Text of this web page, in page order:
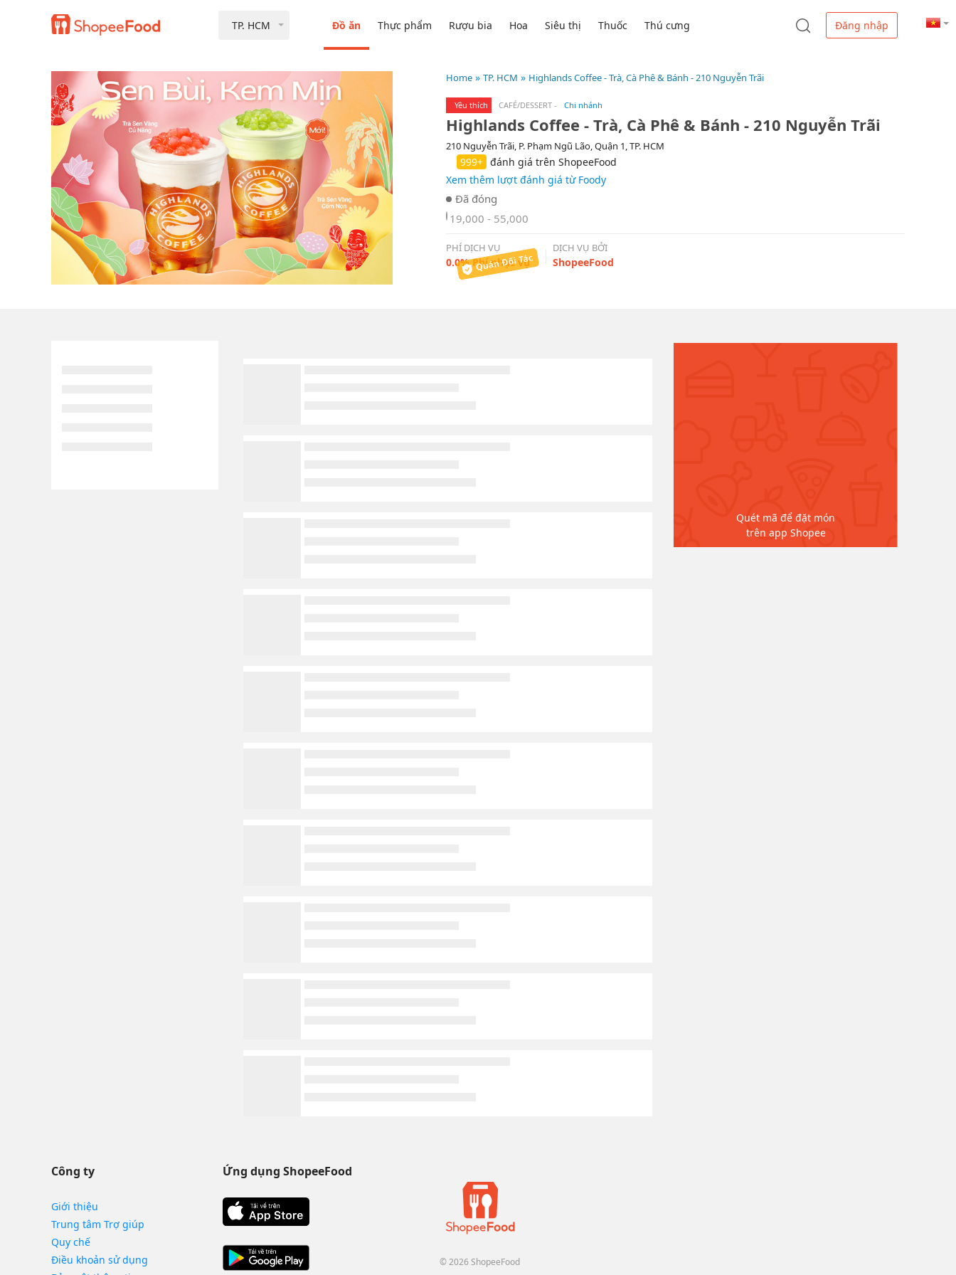
TP. HCM Đồ ăn Thực phẩm Rượu bia Hoa Siêu thị Thuốc Thú cưng Đăng nhập
Home TP. HCM Highlands Coffee - Trà, Cà Phê & Bánh - 210 Nguyễn Trãi
Yêu thích CAFÉ/DESSERT - Chi nhánh
Highlands Coffee - Trà, Cà Phê & Bánh - 210 Nguyễn Trãi
210 Nguyễn Trãi, P. Phạm Ngũ Lão, Quận 1, TP. HCM
999+ đánh giá trên ShopeeFood
Xem thêm lượt đánh giá từ Foody
19,000 - 55,000
PHÍ DỊCH VỤ
0.0% Phí phục vụ
DỊCH VỤ BỞI
ShopeeFood
Quét mã để đặt món
trên app Shopee
Công ty
Giới thiệu
Trung tâm Trợ giúp
Quy chế
Điều khoản sử dụng
Ứng dụng ShopeeFood
© 2026 ShopeeFood